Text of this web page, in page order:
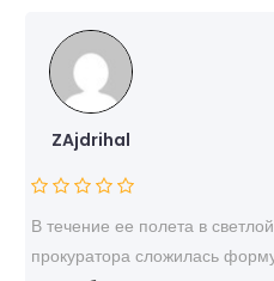
ZAjdrihal
В течение ее полета в
прокуратора сложилась